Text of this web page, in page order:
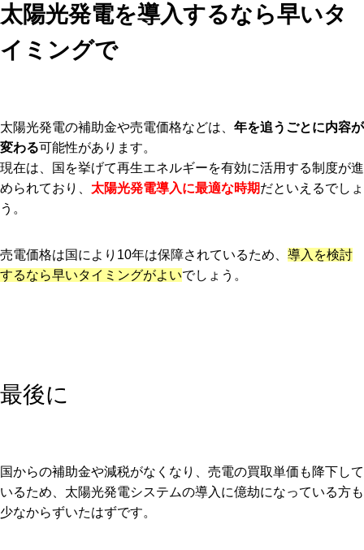
太陽光発電を導入するなら早いタ
イミングで
太陽光発電の補助金や売電価格などは、 年を追うごとに内容が
変わる可能性があります。
現在は、国を挙げて再生エネルギーを有効に活用する制度が進
められており、 太陽光発電導入に最適な時期だといえるでしょ
う。
売電価格は国により10年は保障されているため、 導入を検討
するなら早いタイミングがよいでしょう。
最後に
国からの補助金や減税がなくなり、売電の買取単価も降下して
いるため、太陽光発電システムの導入に億劫になっている方も
少なからずいたはずです。